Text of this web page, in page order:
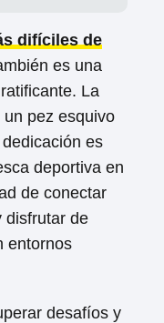
difíciles de
es una
La
pez esquivo
es
deportiva en
de conectar
disfrutar de
entornos
desafíos y